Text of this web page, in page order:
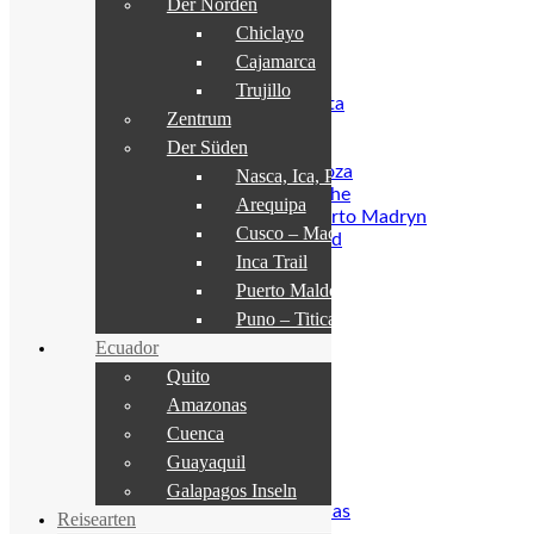
Punta Arenas
Feuerland
Kap Hoorn
Nordargentinien & Salta
Iguazú
Buenos Aires
Weinregion um Mendoza
Seenregion um Bariloche
Halbinsel Valdés – Puerto Madryn
Patagonien & Feuerland
El Chalten
El Calafate
Peru
Amazonas – Iquitos
Der Norden
Chiclayo
Trujillo
Zentrum
Der Süden
Nasca, Ica, Paracas
Der Norden
Chiclayo
Cajamarca
Trujillo
Zentrum
Der Süden
Nasca, Ica, Paracas
Arequipa
Cusco – Machu Picchu
Inca Trail
Puerto Maldonado
Puno – Titicacasee
Ecuador
Quito
Amazonas
Cuenca
Guayaquil
Galapagos Inseln
Reisearten